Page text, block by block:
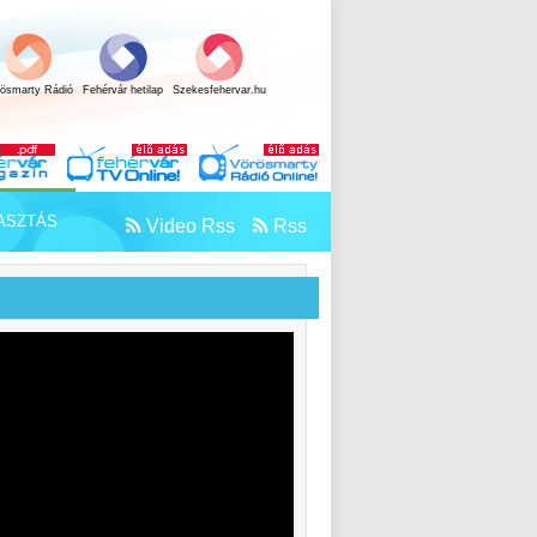
Rádió Fehérvár hetilap Szekesfehervar.hu
Rss
Video Rss